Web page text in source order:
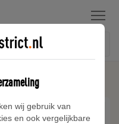
Menu
wij gebruik van
en ook vergelijkbare